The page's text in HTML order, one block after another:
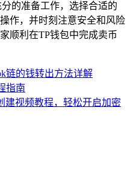
的准备工作，选择合适的
作，并时刻注意安全和风险
顺利在TP钱包中完成卖币
链的钱转出方法详解
指南
建视频教程，轻松开启加密